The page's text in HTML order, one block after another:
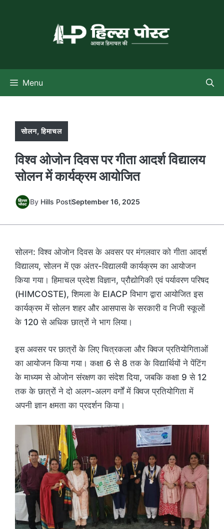
Menu
सोलन,हिमाचल
विश्व ओजोन दिवस पर गीता आदर्श विद्यालय
सोलन में कार्यक्रम आयोजित
By Hills PostSeptember 16, 2025
सोलन: विश्व ओजोन दिवस के अवसर पर मंगलवार को गीता आदर्श
विद्यालय, सोलन में एक अंतर-विद्यालयी कार्यक्रम का आयोजन
किया गया। हिमाचल प्रदेश विज्ञान, प्रौद्योगिकी एवं पर्यावरण परिषद
(HIMCOSTE), शिमला के EIACP विभाग द्वारा आयोजित इस
कार्यक्रम में सोलन शहर और आसपास के सरकारी व निजी स्कूलों
के 120 से अधिक छात्रों ने भाग लिया।
इस अवसर पर छात्रों के लिए चित्रकला और क्विज प्रतियोगिताओं
का आयोजन किया गया। कक्षा 6 से 8 तक के विद्यार्थियों ने पेंटिंग
के माध्यम से ओजोन संरक्षण का संदेश दिया, जबकि कक्षा 9 से 12
तक के छात्रों ने दो अलग-अलग वर्गों में क्विज प्रतियोगिता में
अपनी ज्ञान क्षमता का प्रदर्शन किया।